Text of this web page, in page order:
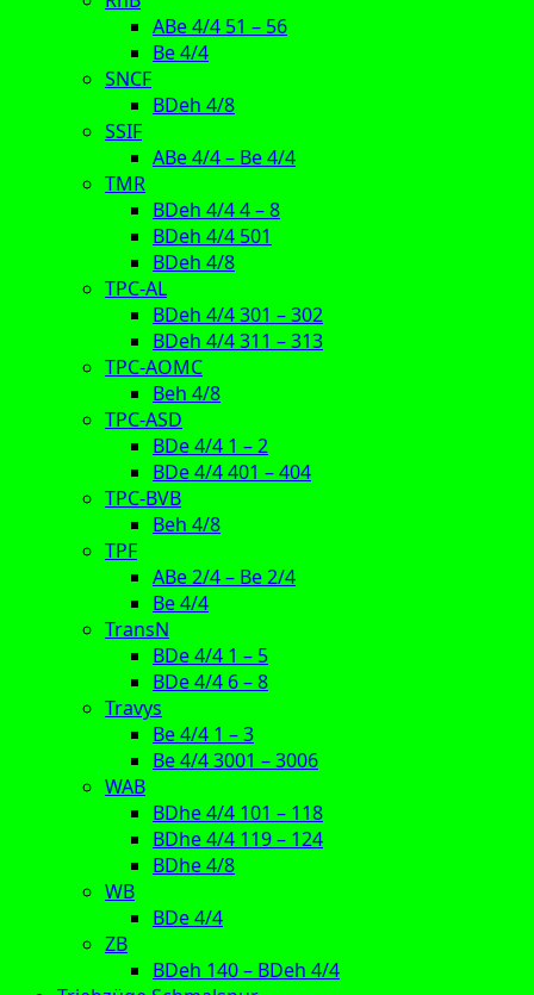
ABe 4/4 51 – 56
Be 4/4
SNCF
BDeh 4/8
SSIF
ABe 4/4 – Be 4/4
TMR
BDeh 4/4 4 – 8
BDeh 4/4 501
BDeh 4/8
TPC-AL
BDeh 4/4 301 – 302
BDeh 4/4 311 – 313
TPC-AOMC
Beh 4/8
TPC-ASD
BDe 4/4 1 – 2
BDe 4/4 401 – 404
TPC-BVB
Beh 4/8
TPF
ABe 2/4 – Be 2/4
Be 4/4
TransN
BDe 4/4 1 – 5
BDe 4/4 6 – 8
Travys
Be 4/4 1 – 3
Be 4/4 3001 – 3006
WAB
BDhe 4/4 101 – 118
BDhe 4/4 119 – 124
BDhe 4/8
WB
BDe 4/4
ZB
BDeh 140 – BDeh 4/4